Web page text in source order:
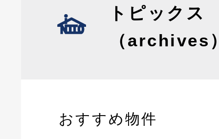
トピックス
（archives
おすすめ物件